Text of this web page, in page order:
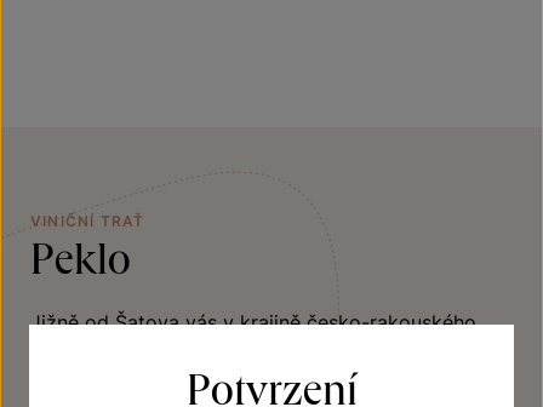
VINIČNÍ TRAŤ
Peklo
Jižně od Šatova vás v krajině česko-rakouského
netypickém tvaru. Podkovovitá podoba této trati
Potvrzení